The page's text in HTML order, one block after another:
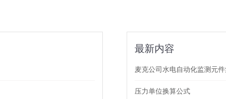
最新内容
麦克公司水电自动化监测元
压力单位换算公式